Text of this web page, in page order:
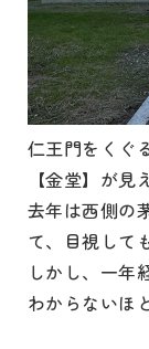
仁王門をくぐ
【金堂】が見
去年は西側の
て、目視して
しかし、一年
わからないほ